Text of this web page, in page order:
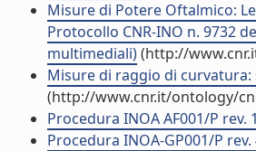
Misure di Potere Oftalmico:
Protocollo CNR-INO n. 9732
multimediali)(http://
Misure di raggio di
(http://www.cnr.it/ontology/
Procedura INOA AF001/P
Procedura INOA-GP001/P